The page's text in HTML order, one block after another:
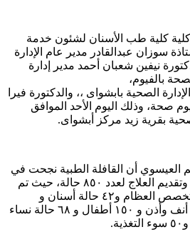
كلية طب الأسنان لشئون خدمة
سوزان عبدالقادر مدير عام الإدارة
نيفين شعبان أحمد مدير إدارة
بالفيوم،
الصحية بابشواى ،، والدكتورة فيرا
منسق مبادرة ١٠٠ يوم صحة، وذلك اليوم الأحد الموافق
العيسوي أن القافلة الطبية نجحت في
تقديم خدمة الكشف الطبي وتقديم العلاج لعدد ٨٥٠ حالة، حيث تم
الكشف على ١٦٠حالة في تخصص العظام و٤٢ حالة أسنان و
١٣٠حالة باطنة و ١٠٥ حالة أنف وأذن و ١٥٠ أطفال و ٦٨ حالة نساء